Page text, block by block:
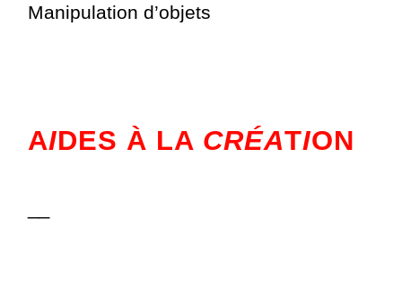
Manipulation d’objets
AIDES À LA CRÉATION